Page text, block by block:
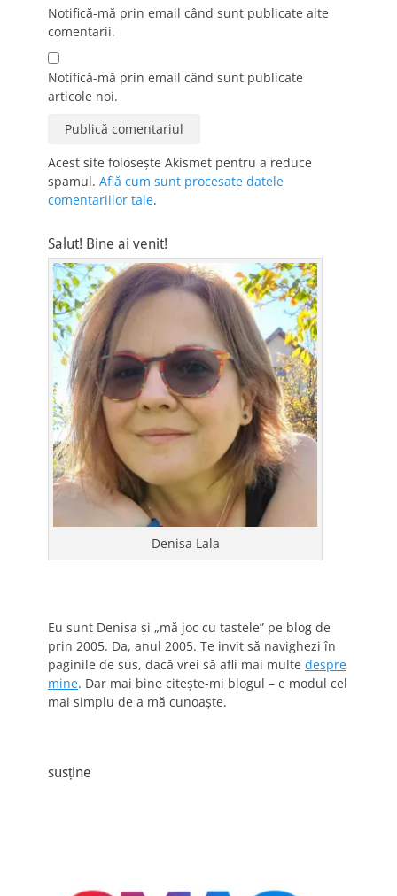
Notifică-mă prin email când sunt publicate alte
comentarii.
Notifică-mă prin email când sunt publicate
articole noi.
Acest site folosește Akismet pentru a reduce
spamul. Află cum sunt procesate datele
comentariilor tale.
Salut! Bine ai venit!
Denisa Lala
Eu sunt Denisa și „mă joc cu tastele” pe blog de
prin 2005. Da, anul 2005. Te invit să navighezi în
paginile de sus, dacă vrei să afli mai multe despre
mine. Dar mai bine citește-mi blogul – e modul cel
mai simplu de a mă cunoaște.
susține